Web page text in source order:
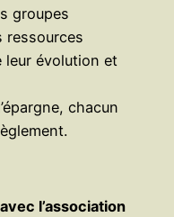
groupes
ressources
leur évolution et
chacun
l’association